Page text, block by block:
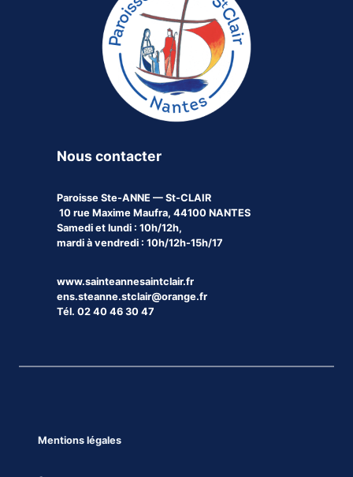
Nous contacter
Paroisse Ste-ANNE — St-CLAIR
10 rue Maxime Maufra, 44100 NANTES
Samedi et lundi : 10h/12h,
mardi à vendredi : 10h/12h-15h/17
www.sainteannesaintclair.fr
ens.steanne.stclair@orange.fr
Tél. 02 40 46 30 47
Mentions légales